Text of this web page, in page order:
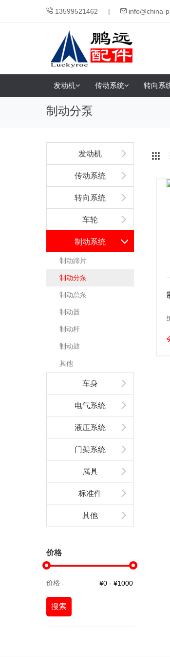
13599521462 info@china-
发动机 传动系统 转向系
制动分泵
发动机
传动系统
转向系统
车轮
制动系统
制动蹄片
制动分泵
制动总泵
制动器
制动杆
制动鼓
其他
车身
电气系统
液压系统
门架系统
属具
标准件
其他
价格
价格 :
搜索